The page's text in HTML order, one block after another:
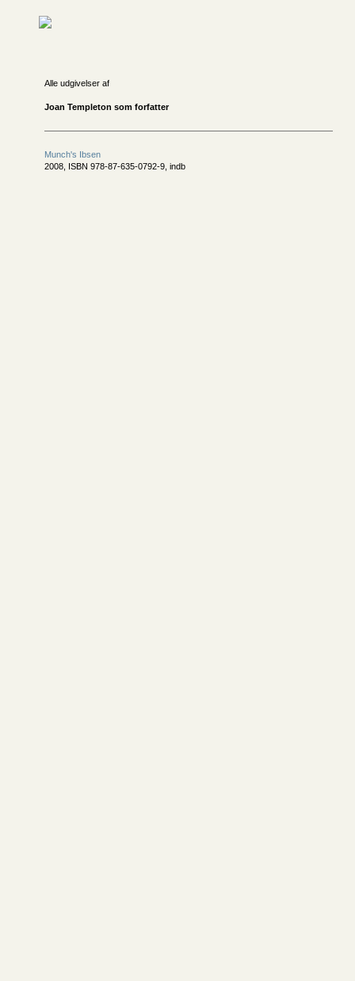
Alle udgivelser af
Joan Templeton som forfatter
Munch's Ibsen
2008, ISBN 978-87-635-0792-9, indb